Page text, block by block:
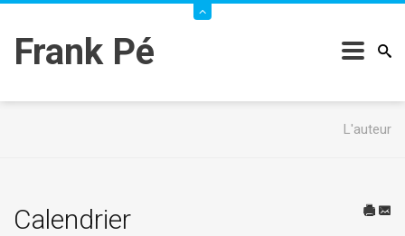
Frank Pé
L'auteur
Calendrier